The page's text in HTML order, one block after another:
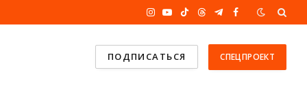
Instagram
YouTube
TikTokThreadsTelegram
Facebook
ПОДПИСАТЬСЯ СПЕЦПРОЕКТ